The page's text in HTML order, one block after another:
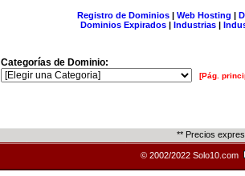
Registro de Dominios| Web Hosting |
Dominios Expirados | Industrias |
Categorías de Dominio:
[Pág.
** Precios
© 2002/2022 Solo10.com